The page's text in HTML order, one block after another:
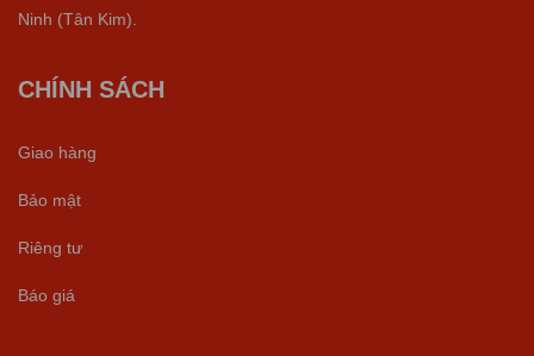
Ninh (Tân Kim).
CHÍNH SÁCH
Giao hàng
Bảo mật
Riêng tư
Báo giá